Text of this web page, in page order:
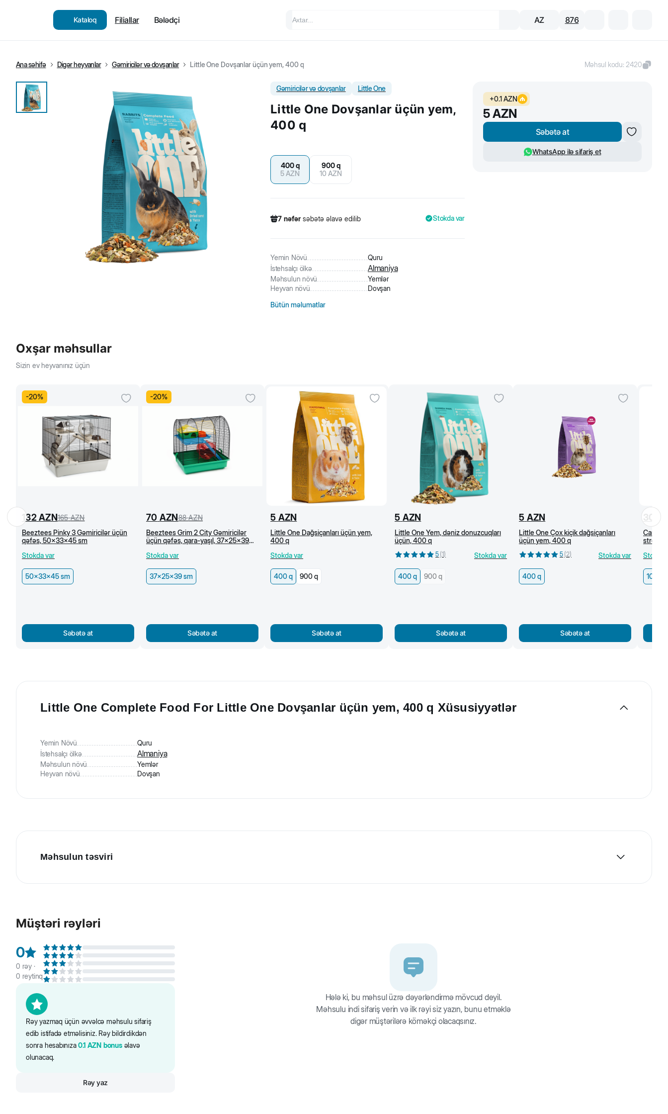
Kataloq Filiallar Bələdçi AZ 876
Ana səhifə Digər heyvanlar Gəmiricilər və dovşanlar Little One Dovşanlar üçün yem, 400 q Məhsul kodu: 2420
Gəmiricilər və dovşanlar Little One
Little One Dovşanlar üçün yem,
400 q
7 nəfər səbətə əlavə edilib
7 nəfər səbətə əlavə edilib
Stokda var
400 q
5AZN
900 q
10 AZN
Yemin Növü
Quru
İstehsalçı ölkə
Almaniya
Məhsulun növü
Yemlər
Heyvan növü
Dovşan
Bütün məlumatlar
+0.1AZN
5AZN
Səbətə at
WhatsApp ilə sifariş et
Oxşar məhsullar
Sizin ev heyvanınız üçün
-20%
132 AZN165 AZN
Beeztees Pinky 3 Gəmiricilər üçün
qəfəs, 50x33x45 sm
Stokda var
50x33x45 sm
Səbətə at
-20%
70 AZN88 AZN
Beeztees Grim 2 City Gəmiricilər
üçün qəfəs, qara-yaşıl, 37x25x39
Stokda var
37x25x39 sm
Səbətə at
5 AZN
Little One Dağsiçanları üçün yem,
400 q
Stokda var
400 q 900 q
Səbətə at
5 AZN
Little One Yem, dəniz donuzcuqları
üçün, 400 q
5 (1) Stokda var
400 q 900 q
Səbətə at
5 AZN
Little One Çox kiçik dağsiçanları
üçün yem, 400 q
5 (2) Stokda var
400 q
Səbətə at
Canina
stresli
Stokda
100 ml
Little One Complete Food For Little One Dovşanlar üçün yem, 400 q Xüsusiyyətlər
Yemin Növü
Quru
İstehsalçı ölkə
Almaniya
Məhsulun növü
Yemlər
Heyvan növü
Dovşan
Məhsulun təsviri
Müştəri rəyləri
0
0 rəy ·
0 reytinq
Rəy yazmaq üçün əvvəlcə məhsulu sifariş
edib istifadə etməlisiniz. Rəy bildirdikdən
sonra hesabınıza0.1 AZN bonusəlavə
olunacaq.
Rəy yaz
Hələ ki, bu məhsul üzrə dəyərləndirmə mövcud deyil.
Məhsulu indi sifariş verin və ilk rəyi siz yazın, bunu etməklə
digər müştərilərə köməkçi olacaqsınız.